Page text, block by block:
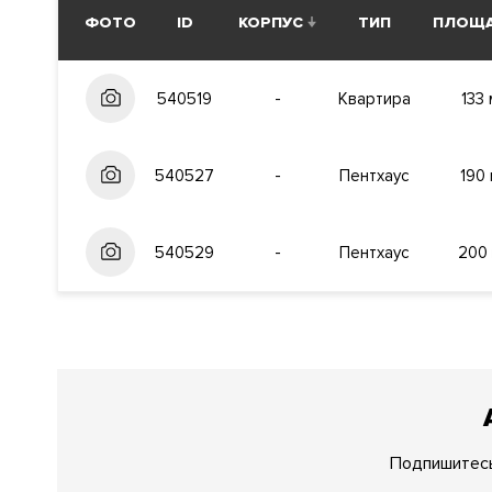
Озеленение внутренней территории.
Зарядные устройства для электромобилей.
Инженерия
комплекса.
Интеллектуальная система управления
Центральная система кондиционирования и
жилого комплекса.
ФОТО ID КОРПУС ТИП
540519 - Квартира 133
540527 - Пентхаус 190
540529 - Пентхаус 200